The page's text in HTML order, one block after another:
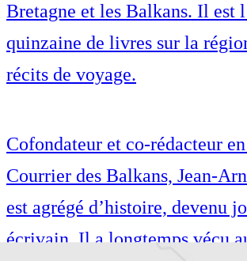
Bretagne et les Balkans. Il est
quinzaine de livres sur la
récits de voyage.
Cofondateur et co-rédacteur
Courrier des Balkans, Jean-
est agrégé d’histoire, devenu
écrivain. Il a longtemps vécu